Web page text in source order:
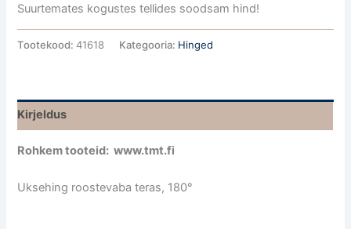
Suurtemates kogustes tellides soodsam hind!
Tootekood:41618 Kategooria: Hinged
Kirjeldus
Rohkem tooteid: www.tmt.fi
Uksehing roostevaba teras, 180°